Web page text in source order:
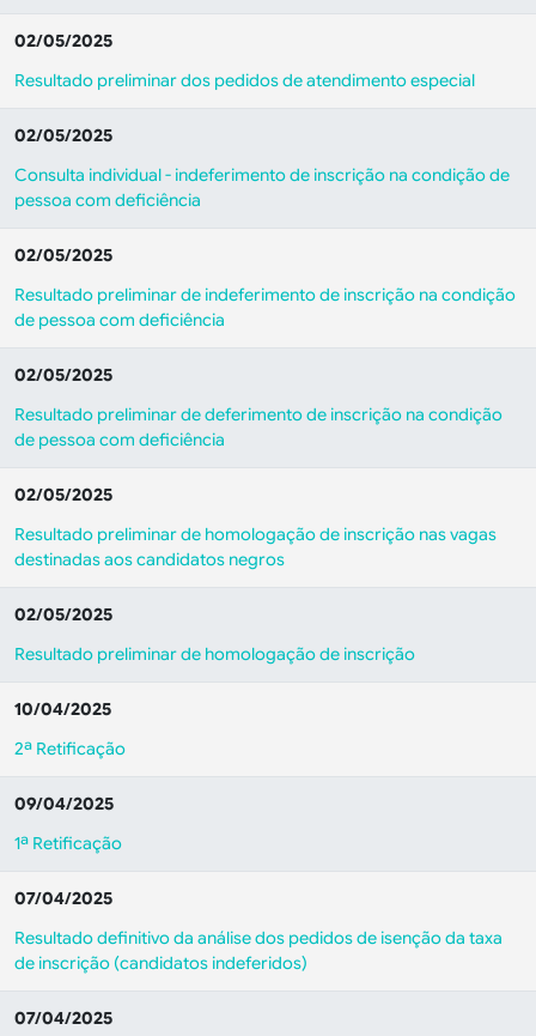
02/05/2025
Resultado preliminar dos pedidos de atendimento especial
02/05/2025
Consulta individual - indeferimento de inscrição na condição de
pessoa com deficiência
02/05/2025
Resultado preliminar de indeferimento de inscrição na condição
de pessoa com deficiência
02/05/2025
Resultado preliminar de deferimento de inscrição na condição
de pessoa com deficiência
02/05/2025
Resultado preliminar de homologação de inscrição nas vagas
destinadas aos candidatos negros
02/05/2025
Resultado preliminar de homologação de inscrição
10/04/2025
2ª Retificação
09/04/2025
1ª Retificação
07/04/2025
Resultado definitivo da análise dos pedidos de isenção da taxa
de inscrição (candidatos indeferidos)
07/04/2025